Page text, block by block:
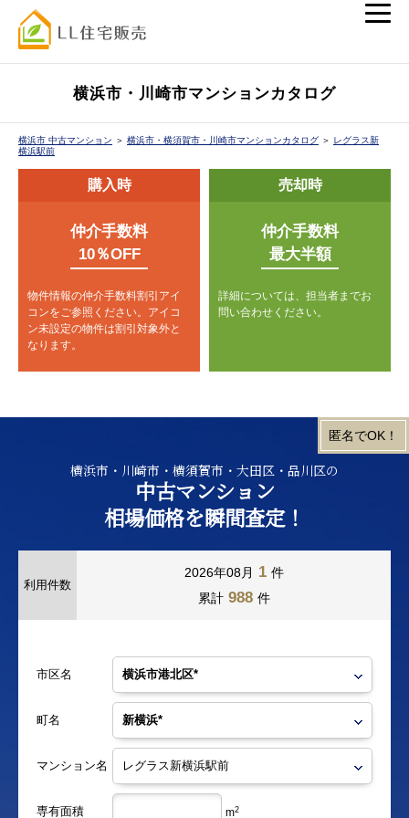
横浜市・川崎市マンションカタログ
横浜市 中古マンション ＞ 横浜市・横須賀市・川崎市マンションカタログ ＞ レグラス新
横浜駅前
購入時
仲介手数料
10％OFF
物件情報の仲介手数料割引アイ
コンをご参照ください。 アイコ
ン未設定の物件は割引対象外と
なります。
売却時
仲介手数料
最大半額
詳細については、担当者までお
問い合わせください。
横浜市・川崎市・横須賀市・大田区・品川区の
中古マンション
相場価格を瞬間査定！
利用件数
2026年08月 1 件
累計 988 件
市区名
町名
マンション名
専有面積 m2